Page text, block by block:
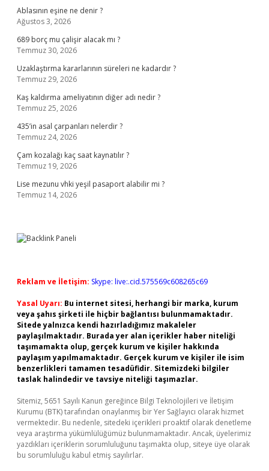
Ablasının eşine ne denir ?
Ağustos 3, 2026
689 borç mu çalişir alacak mı ?
Temmuz 30, 2026
Uzaklaştırma kararlarının süreleri ne kadardır ?
Temmuz 29, 2026
Kaş kaldırma ameliyatının diğer adı nedir ?
Temmuz 25, 2026
435’in asal çarpanları nelerdir ?
Temmuz 24, 2026
Çam kozalağı kaç saat kaynatılır ?
Temmuz 19, 2026
Lise mezunu vhki yeşil pasaport alabilir mi ?
Temmuz 14, 2026
Reklam ve İletişim: Skype: live:.cid.575569c608265c69
Yasal Uyarı: Bu internet sitesi, herhangi bir marka, kurum
veya şahıs şirketi ile hiçbir bağlantısı bulunmamaktadır.
Sitede yalnızca kendi hazırladığımız makaleler
paylaşılmaktadır. Burada yer alan içerikler haber niteliği
taşımamakta olup, gerçek kurum ve kişiler hakkında
paylaşım yapılmamaktadır. Gerçek kurum ve kişiler ile isim
benzerlikleri tamamen tesadüfidir. Sitemizdeki bilgiler
taslak halindedir ve tavsiye niteliği taşımazlar.
Sitemiz, 5651 Sayılı Kanun gereğince Bilgi Teknolojileri ve İletişim
Kurumu (BTK) tarafından onaylanmış bir Yer Sağlayıcı olarak hizmet
vermektedir. Bu nedenle, sitedeki içerikleri proaktif olarak denetleme
veya araştırma yükümlülüğümüz bulunmamaktadır. Ancak, üyelerimiz
yazdıkları içeriklerin sorumluluğunu taşımakta olup, siteye üye olarak
bu sorumluluğu kabul etmiş sayılırlar.